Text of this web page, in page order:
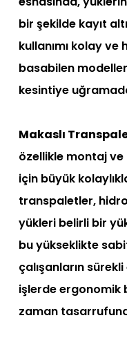
bir şekilde kayıt
kullanımı kolay ve
basabilen
kesintiye
Makaslı
özellikle montaj ve
için büyük
transpaletler,
yükleri belirli bir
bu yükseklikte
çalışanların
işlerde ergonomik
zaman